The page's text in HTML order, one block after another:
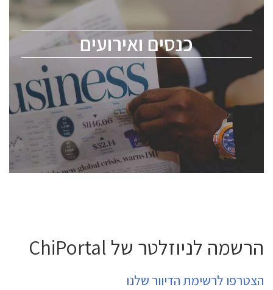
כנסים ואירועים
לכל העוסקים בתעשיית הסמיקונדקטור כולל מהנדסים,
ChipEx2026 will be held on May 12-13, 2026. The
conference is intended for everyone involved in the
semiconductor industry, including engineers,
professional experts, and senior executives.
לחץ לפרטים
הרשמה לניוזלטר של ChiPortal
הצטרפו לרשימת הדיוור שלנו